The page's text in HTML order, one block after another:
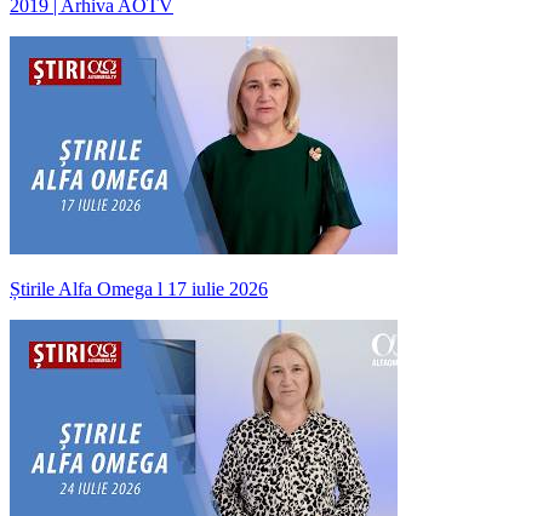
2019 | Arhiva AOTV
Știrile Alfa Omega l 17 iulie 2026